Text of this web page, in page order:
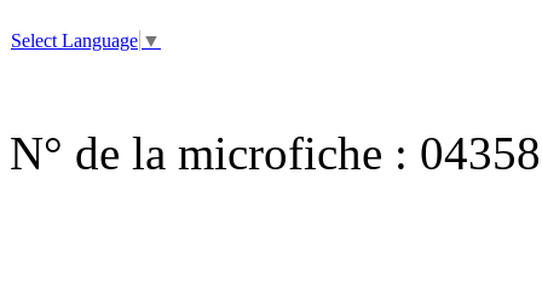
Select Language ▼
N° de la microfiche :